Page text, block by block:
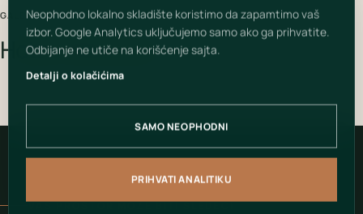
GALERIJA PROJEKTA
Hotel Hollywood
VAŠ PROSTOR MOŽE BITI SLEDEĆI
Neophodno lokalno skladište koristimo da zapamtimo vaš
izbor. Google Analytics uključujemo samo ako ga prihvatite.
Odbijanje ne utiče na korišćenje sajta.
Detalji o kolačićima
SAMO NEOPHODNI
PRIHVATI ANALITIKU